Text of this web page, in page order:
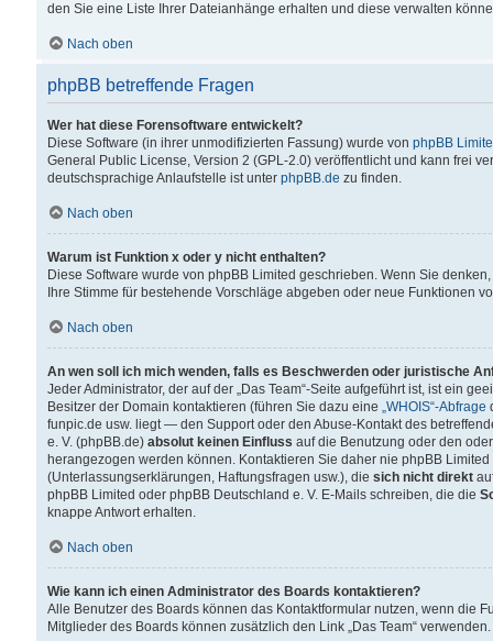
den Sie eine Liste Ihrer Dateianhänge erhalten und diese verwalten
Nach oben
phpBB betreffende Fragen
Wer hat diese Forensoftware entwickelt?
Diese Software (in ihrer unmodifizierten Fassung) wurde von phpBB
General Public License, Version 2 (GPL-2.0) veröffentlicht und kann frei
deutschsprachige Anlaufstelle ist unter phpBB.de zu finden.
Nach oben
Warum ist Funktion x oder y nicht enthalten?
Diese Software wurde von phpBB Limited geschrieben. Wenn Sie
Ihre Stimme für bestehende Vorschläge abgeben oder neue Funktionen
Nach oben
An wen soll ich mich wenden, falls es Beschwerden oder juristische
Jeder Administrator, der auf der „Das Team“-Seite aufgeführt ist, ist ein
Besitzer der Domain kontaktieren (führen Sie dazu eine „WHOIS“-Abfrage
funpic.de usw. liegt — den Support oder den Abuse-Kontakt des
e. V. (phpBB.de) absolut keinen Einfluss auf die Benutzung oder den
herangezogen werden können. Kontaktieren Sie daher nie phpBB
(Unterlassungserklärungen, Haftungsfragen usw.), die sich nicht direkt
phpBB Limited oder phpBB Deutschland e. V. E-Mails schreiben, die die
knappe Antwort erhalten.
Nach oben
Wie kann ich einen Administrator des Boards kontaktieren?
Alle Benutzer des Boards können das Kontaktformular nutzen, wenn die
Mitglieder des Boards können zusätzlich den Link „Das Team“ verwenden.